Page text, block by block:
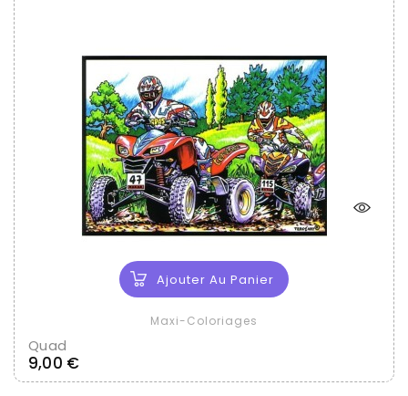
Ajouter Au Panier
Maxi-Coloriages
Quad
9,00 €Prix